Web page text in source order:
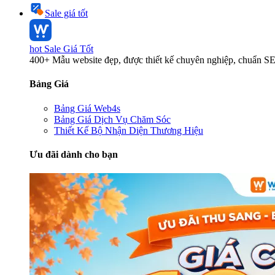
Sale giá tốt
hot Sale Giá Tốt
400+ Mẫu website đẹp, được thiết kế chuyên nghiệp, chuẩn
Bảng Giá
Bảng Giá Web4s
Bảng Giá Dịch Vụ Chăm Sóc
Thiết Kế Bộ Nhận Diện Thương Hiệu
Ưu đãi dành cho bạn